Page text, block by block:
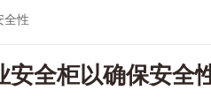
全性
安全柜以确保安全